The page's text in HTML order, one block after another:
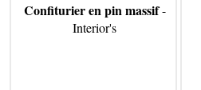
Confiturier en pin massif-
Interior's